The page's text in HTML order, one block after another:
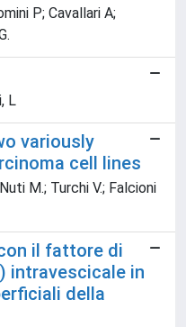
P; Cavallari A;
L
variously
cell lines
M.; Turchi V.; Falcioni
il fattore di
intravescicale in
della